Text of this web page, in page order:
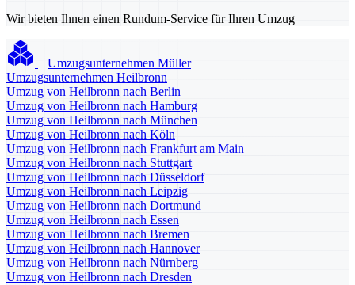
Wir bieten Ihnen einen Rundum-Service für Ihren Umzug
Umzugsunternehmen Müller
Umzugsunternehmen Heilbronn
Umzug von Heilbronn nach Berlin
Umzug von Heilbronn nach Hamburg
Umzug von Heilbronn nach München
Umzug von Heilbronn nach Köln
Umzug von Heilbronn nach Frankfurt am Main
Umzug von Heilbronn nach Stuttgart
Umzug von Heilbronn nach Düsseldorf
Umzug von Heilbronn nach Leipzig
Umzug von Heilbronn nach Dortmund
Umzug von Heilbronn nach Essen
Umzug von Heilbronn nach Bremen
Umzug von Heilbronn nach Hannover
Umzug von Heilbronn nach Nürnberg
Umzug von Heilbronn nach Dresden